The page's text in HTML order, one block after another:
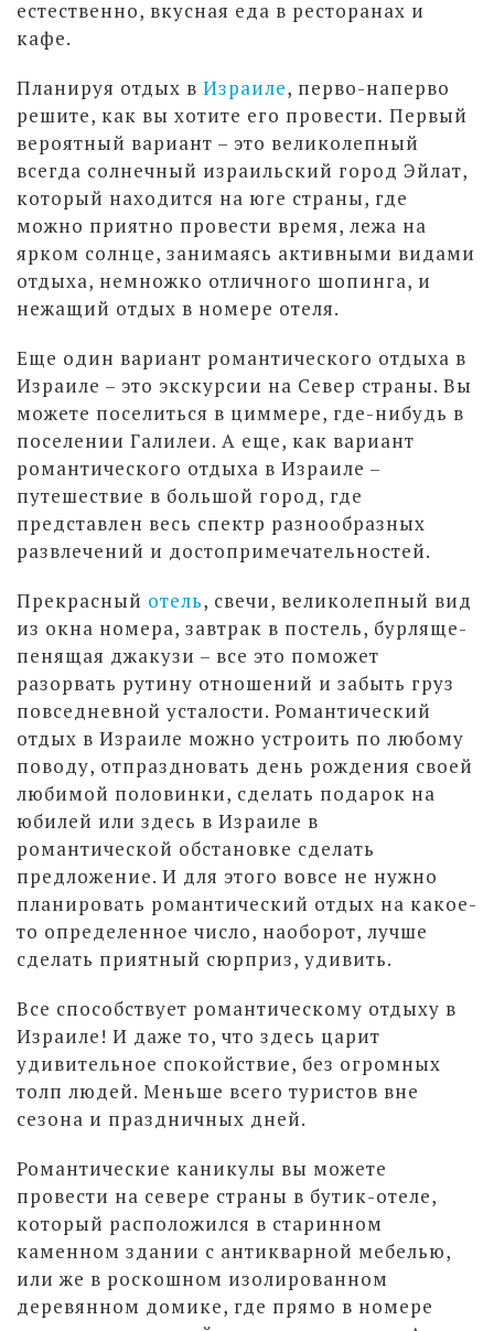
естественно, вкусная еда в ресторанах и
кафе.
Планируя отдых в Израиле, перво-наперво
решите, как вы хотите его провести. Первый
вероятный вариант – это великолепный
всегда солнечный израильский город Эйлат,
который находится на юге страны, где
можно приятно провести время, лежа на
ярком солнце, занимаясь активными видами
отдыха, немножко отличного шопинга, и
нежащий отдых в номере отеля.
Еще один вариант романтического отдыха в
Израиле – это экскурсии на Север страны. Вы
можете поселиться в циммере, где-нибудь в
поселении Галилеи. А еще, как вариант
романтического отдыха в Израиле –
путешествие в большой город, где
представлен весь спектр разнообразных
развлечений и достопримечательностей.
Прекрасный отель, свечи, великолепный вид
из окна номера, завтрак в постель, бурляще-
пенящая джакузи – все это поможет
разорвать рутину отношений и забыть груз
повседневной усталости. Романтический
отдых в Израиле можно устроить по любому
поводу, отпраздновать день рождения своей
любимой половинки, сделать подарок на
юбилей или здесь в Израиле в
романтической обстановке сделать
предложение. И для этого вовсе не нужно
планировать романтический отдых на какое-
то определенное число, наоборот, лучше
сделать приятный сюрприз, удивить.
Все способствует романтическому отдыху в
Израиле! И даже то, что здесь царит
удивительное спокойствие, без огромных
толп людей. Меньше всего туристов вне
сезона и праздничных дней.
Романтические каникулы вы можете
провести на севере страны в бутик-отеле,
который расположился в старинном
каменном здании с антикварной мебелью,
или же в роскошном изолированном
деревянном домике, где прямо в номере